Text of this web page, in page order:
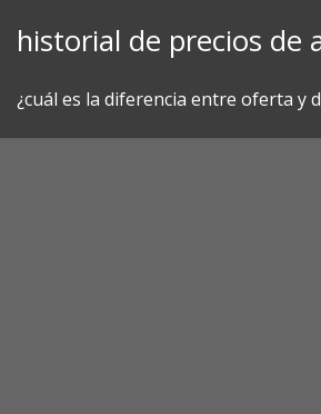
historial de precios de
¿cuál es la diferencia entre oferta y